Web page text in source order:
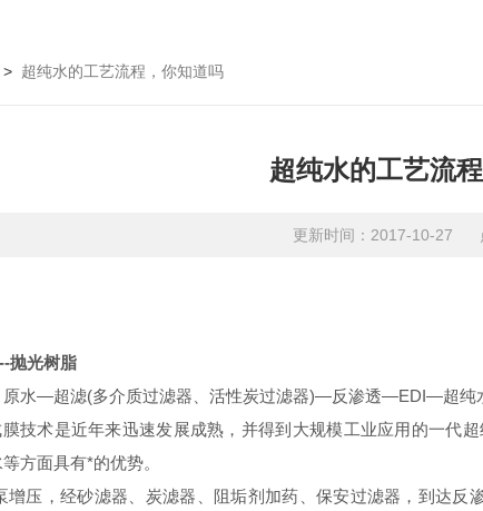
> 超纯水的工艺流程，你知道吗
超纯水的工艺流
更新时间：2017-10-27
抛光树脂
原水—超滤(多介质过滤器、活性炭过滤器)—反渗透—EDI—超纯
技术是近年来迅速发展成熟，并得到大规模工业应用的一代
方面具有*的优势。
增压，经砂滤器、炭滤器、阻垢剂加药、保安过滤器，到达